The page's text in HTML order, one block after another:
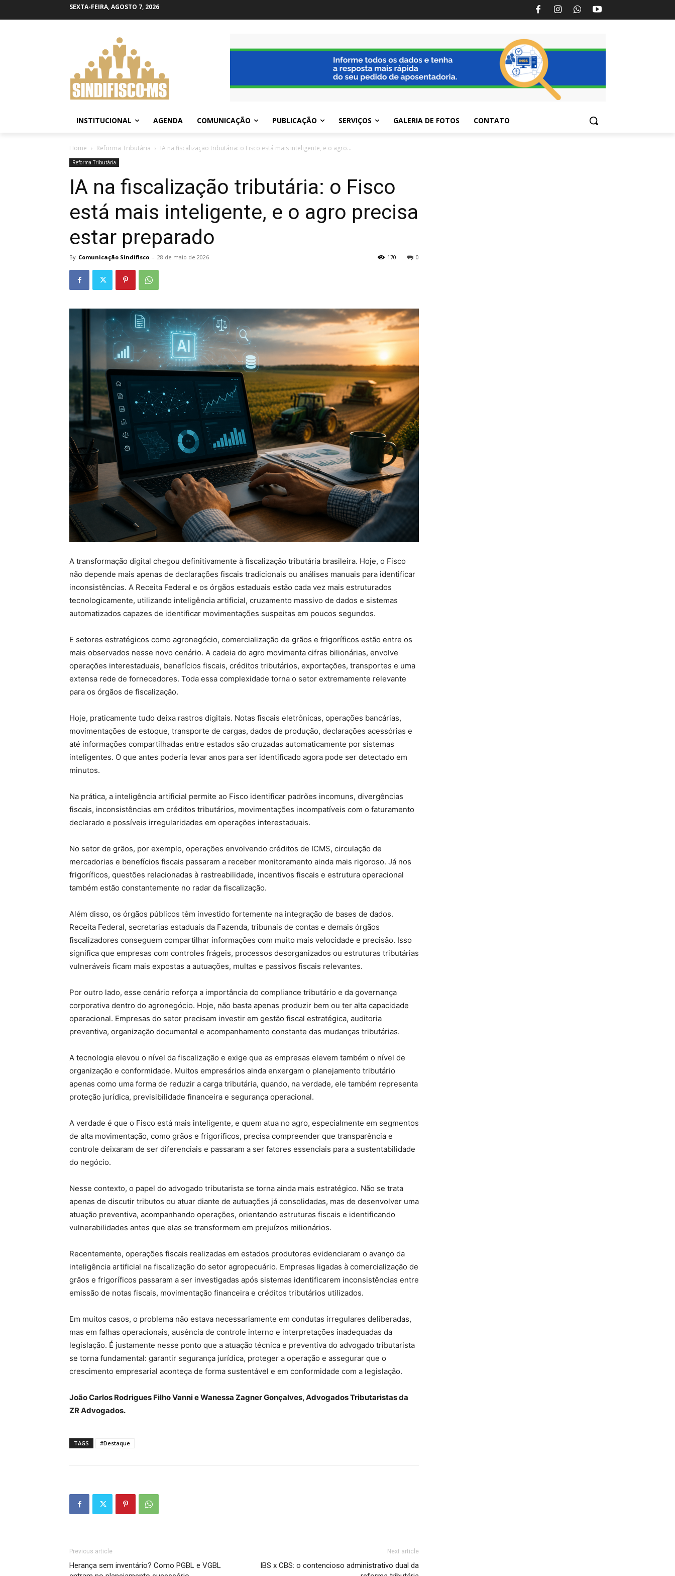
SEXTA-FEIRA, AGOSTO 7, 2026
INSTITUCIONAL AGENDA COMUNICAÇÃO PUBLICAÇÃO SERVIÇOS GALERIA DE FOTOS CONTATO
Home Reforma Tributária IA na fiscalização tributária: o Fisco está mais inteligente, e o agro...
Reforma Tributária
IA na fiscalização tributária: o Fisco
está mais inteligente, e o agro precisa
estar preparado
By Comunicação Sindifisco - 28 de maio de 2026 0
170
A transformação digital chegou definitivamente à fiscalização tributária brasileira. Hoje, o Fisco
não depende mais apenas de declarações fiscais tradicionais ou análises manuais para identificar
inconsistências. A Receita Federal e os órgãos estaduais estão cada vez mais estruturados
tecnologicamente, utilizando inteligência artificial, cruzamento massivo de dados e sistemas
automatizados capazes de identificar movimentações suspeitas em poucos segundos.
E setores estratégicos como agronegócio, comercialização de grãos e frigoríficos estão entre os
mais observados nesse novo cenário. A cadeia do agro movimenta cifras bilionárias, envolve
operações interestaduais, benefícios fiscais, créditos tributários, exportações, transportes e uma
extensa rede de fornecedores. Toda essa complexidade torna o setor extremamente relevante
para os órgãos de fiscalização.
Hoje, praticamente tudo deixa rastros digitais. Notas fiscais eletrônicas, operações bancárias,
movimentações de estoque, transporte de cargas, dados de produção, declarações acessórias e
até informações compartilhadas entre estados são cruzadas automaticamente por sistemas
inteligentes. O que antes poderia levar anos para ser identificado agora pode ser detectado em
minutos.
Na prática, a inteligência artificial permite ao Fisco identificar padrões incomuns, divergências
fiscais, inconsistências em créditos tributários, movimentações incompatíveis com o faturamento
declarado e possíveis irregularidades em operações interestaduais.
No setor de grãos, por exemplo, operações envolvendo créditos de ICMS, circulação de
mercadorias e benefícios fiscais passaram a receber monitoramento ainda mais rigoroso. Já nos
frigoríficos, questões relacionadas à rastreabilidade, incentivos fiscais e estrutura operacional
também estão constantemente no radar da fiscalização.
Além disso, os órgãos públicos têm investido fortemente na integração de bases de dados.
Receita Federal, secretarias estaduais da Fazenda, tribunais de contas e demais órgãos
fiscalizadores conseguem compartilhar informações com muito mais velocidade e precisão. Isso
significa que empresas com controles frágeis, processos desorganizados ou estruturas tributárias
vulneráveis ficam mais expostas a autuações, multas e passivos fiscais relevantes.
Por outro lado, esse cenário reforça a importância do compliance tributário e da governança
corporativa dentro do agronegócio. Hoje, não basta apenas produzir bem ou ter alta capacidade
operacional. Empresas do setor precisam investir em gestão fiscal estratégica, auditoria
preventiva, organização documental e acompanhamento constante das mudanças tributárias.
A tecnologia elevou o nível da fiscalização e exige que as empresas elevem também o nível de
organização e conformidade. Muitos empresários ainda enxergam o planejamento tributário
apenas como uma forma de reduzir a carga tributária, quando, na verdade, ele também representa
proteção jurídica, previsibilidade financeira e segurança operacional.
A verdade é que o Fisco está mais inteligente, e quem atua no agro, especialmente em segmentos
de alta movimentação, como grãos e frigoríficos, precisa compreender que transparência e
controle deixaram de ser diferenciais e passaram a ser fatores essenciais para a sustentabilidade
do negócio.
Nesse contexto, o papel do advogado tributarista se torna ainda mais estratégico. Não se trata
apenas de discutir tributos ou atuar diante de autuações já consolidadas, mas de desenvolver uma
atuação preventiva, acompanhando operações, orientando estruturas fiscais e identificando
vulnerabilidades antes que elas se transformem em prejuízos milionários.
Recentemente, operações fiscais realizadas em estados produtores evidenciaram o avanço da
inteligência artificial na fiscalização do setor agropecuário. Empresas ligadas à comercialização de
grãos e frigoríficos passaram a ser investigadas após sistemas identificarem inconsistências entre
emissão de notas fiscais, movimentação financeira e créditos tributários utilizados.
Em muitos casos, o problema não estava necessariamente em condutas irregulares deliberadas,
mas em falhas operacionais, ausência de controle interno e interpretações inadequadas da
legislação. É justamente nesse ponto que a atuação técnica e preventiva do advogado tributarista
se torna fundamental: garantir segurança jurídica, proteger a operação e assegurar que o
crescimento empresarial aconteça de forma sustentável e em conformidade com a legislação.
João Carlos Rodrigues Filho Vanni e Wanessa Zagner Gonçalves, Advogados Tributaristas da
ZR Advogados.
TAGS #Destaque
Previous article
Herança sem inventário? Como PGBL e VGBL
Next article
IBS x CBS: o contencioso administrativo dual da